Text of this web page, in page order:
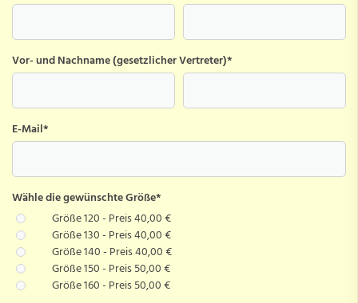
Vor- und Nachname (gesetzlicher Vertreter)*
E-Mail*
Wähle die gewünschte Größe*
Größe 120 - Preis 40,00 €
Größe 130 - Preis 40,00 €
Größe 140 - Preis 40,00 €
Größe 150 - Preis 50,00 €
Größe 160 - Preis 50,00 €